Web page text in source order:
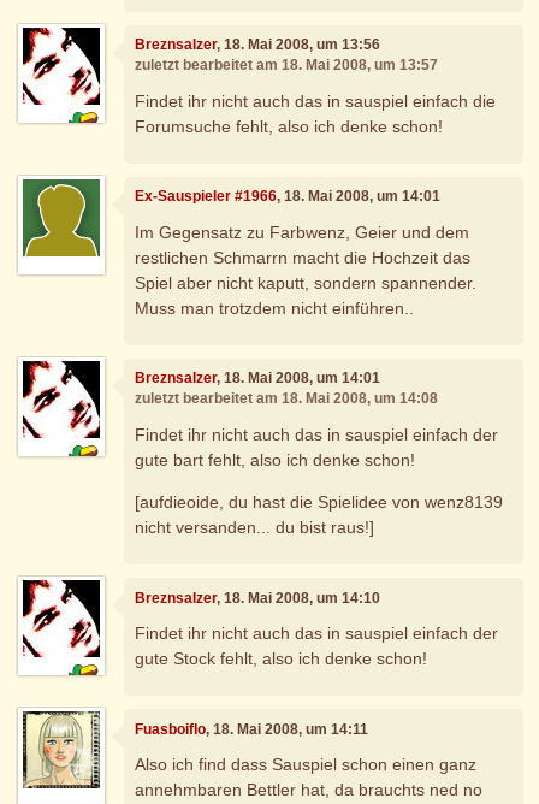
Breznsalzer, 18. Mai 2008, um 13:56
zuletzt bearbeitet am 18. Mai 2008, um 13:57
Findet ihr nicht auch das in sauspiel einfach die
Forumsuche fehlt, also ich denke schon!
Ex-Sauspieler #1966, 18. Mai 2008, um 14:01
Im Gegensatz zu Farbwenz, Geier und dem
restlichen Schmarrn macht die Hochzeit das
Spiel aber nicht kaputt, sondern spannender.
Muss man trotzdem nicht einführen..
Breznsalzer, 18. Mai 2008, um 14:01
zuletzt bearbeitet am 18. Mai 2008, um 14:08
Findet ihr nicht auch das in sauspiel einfach der
gute bart fehlt, also ich denke schon!
[aufdieoide, du hast die Spielidee von wenz8139
nicht versanden... du bist raus!]
Breznsalzer, 18. Mai 2008, um 14:10
Findet ihr nicht auch das in sauspiel einfach der
gute Stock fehlt, also ich denke schon!
Fuasboiflo, 18. Mai 2008, um 14:11
Also ich find dass Sauspiel schon einen ganz
annehmbaren Bettler hat, da brauchts ned no